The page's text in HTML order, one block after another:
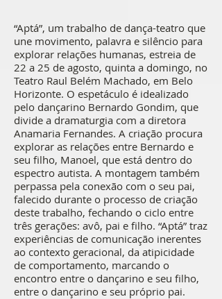
“Aptá”, um trabalho de dança-teatro que
une movimento, palavra e silêncio para
explorar relações humanas, estreia de
22 a 25 de agosto, quinta a domingo, no
Teatro Raul Belém Machado, em Belo
Horizonte. O espetáculo é idealizado
pelo dançarino Bernardo Gondim, que
divide a dramaturgia com a diretora
Anamaria Fernandes. A criação procura
explorar as relações entre Bernardo e
seu filho, Manoel, que está dentro do
espectro autista. A montagem também
perpassa pela conexão com o seu pai,
falecido durante o processo de criação
deste trabalho, fechando o ciclo entre
três gerações: avô, pai e filho. “Aptá” traz
experiências de comunicação inerentes
ao contexto geracional, da atipicidade
de comportamento, marcando o
encontro entre o dançarino e seu filho,
entre o dançarino e seu próprio pai.